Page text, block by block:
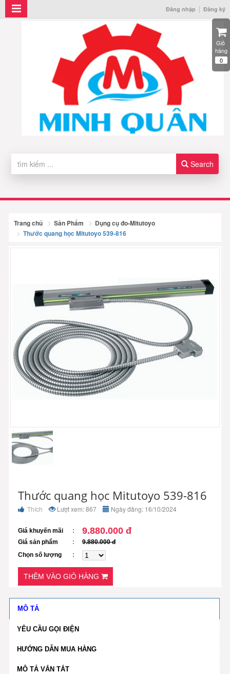
Đăng nhập Đăng ký
Search
Trang chủ Sản Phẩm
Dụng cụ đo-Mitutoyo
Thước quang học Mitutoyo 539-816
Thước quang học Mitutoyo 539-816
Thích Lượt xem: 867 Ngày đăng: 16/10/2024
Giá khuyến mãi 9.880.000 đ
Giá sản phẩm
9.880.000 đ
Chọn số lượng
THÊM VÀO GIỎ HÀNG
MÔ TẢ
YÊU CẦU GỌI ĐIỆN
HƯỚNG DẪN MUA HÀNG
MÔ TẢ VẮN TẮT
Giỏ
hàng
0